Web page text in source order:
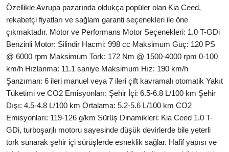
Oto Bilgi
Özellikle Avrupa pazarında oldukça popüler olan Kia Ceed,
rekabetçi fiyatları ve sağlam garanti seçenekleri ile öne
çıkmaktadır. Motor ve Performans Motor Seçenekleri: 1.0 T-GDi
Benzinli Motor: Silindir Hacmi: 998 cc Maksimum Güç: 120 PS
@ 6000 rpm Maksimum Tork: 172 Nm @ 1500-4000 rpm 0-100
km/h Hızlanma: 11.1 saniye Maksimum Hız: 190 km/h
Şanzıman: 6 ileri manuel veya 7 ileri çift kavramalı otomatik Yakıt
Tüketimi ve CO2 Emisyonları: Şehir İçi: 6.5-6.8 L/100 km Şehir
Dışı: 4.5-4.8 L/100 km Ortalama: 5.2-5.6 L/100 km CO2
Emisyonları: 119-126 g/km Sürüş Dinamikleri: Kia Ceed 1.0 T-
GDi, turboşarjlı motoru sayesinde düşük devirlerde bile yeterli
tork sunarak şehir içi sürüşlerde esneklik sağlar. Hafif yapısı ve